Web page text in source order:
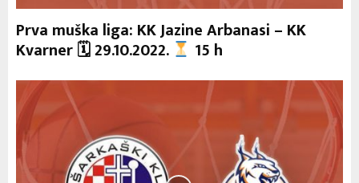
Prva muška liga: KK Jazine Arbanasi – KK
Kvarner 🗓 29.10.2022. 15 h